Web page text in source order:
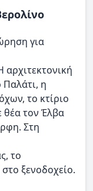
για
η
το κτίριο
θέα τον Έλβα
Στη
το
ξενοδοχείο.